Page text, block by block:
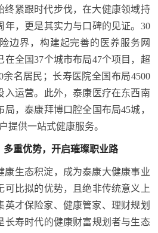
终紧跟时代步伐，在大健康领域持
年，更是其实力与口碑的见证。30
边界，构建起完善的医养服务网
在全国37个城市布局47个项目，超
余名居民；长寿医院全国布局4500
入运营。此外，泰康医疗在东西南
，泰康拜博口腔全国布局45城，
提供一站式健康服务。
多重优势，开启璀璨职业路
康生态积淀，成为泰康大健康事业
可比拟的优势，且绝非传统意义上
才保险家、健康管家、理财规划
长寿时代的健康财富规划者与生态